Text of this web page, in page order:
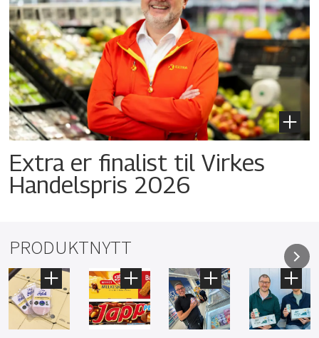
Extra er finalist til Virkes
Handelspris 2026
PRODUKTNYTT